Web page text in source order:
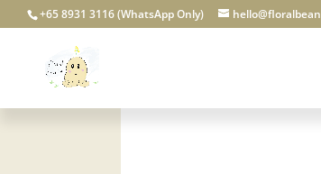
+65 8931 3116 (WhatsApp Only)